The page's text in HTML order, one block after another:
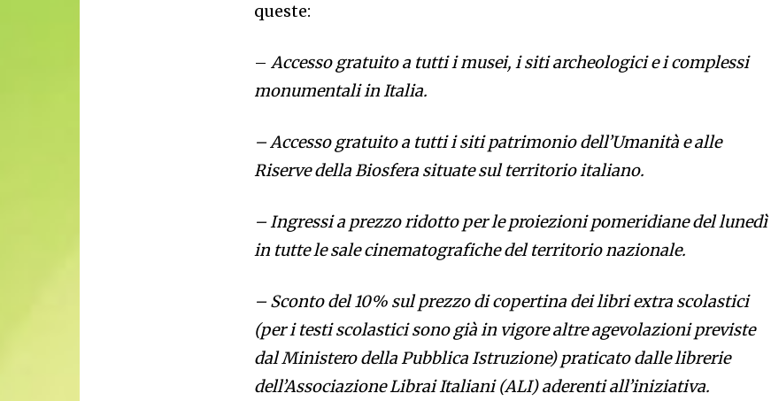
queste:
– Accesso gratuito a tutti i musei, i siti archeologici e i complessi
monumentali in Italia.
– Accesso gratuito a tutti i siti patrimonio dell’Umanità e alle
Riserve della Biosfera situate sul territorio italiano.
– Ingressi a prezzo ridotto per le proiezioni pomeridiane del lunedì
in tutte le sale cinematografiche del territorio nazionale.
– Sconto del 10% sul prezzo di copertina dei libri extra scolastici
(per i testi scolastici sono già in vigore altre agevolazioni previste
dal Ministero della Pubblica Istruzione) praticato dalle librerie
dell’Associazione Librai Italiani (ALI) aderenti all’iniziativa.